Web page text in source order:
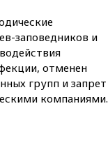
заповедников и
отменен
групп и запрет
компаниями.